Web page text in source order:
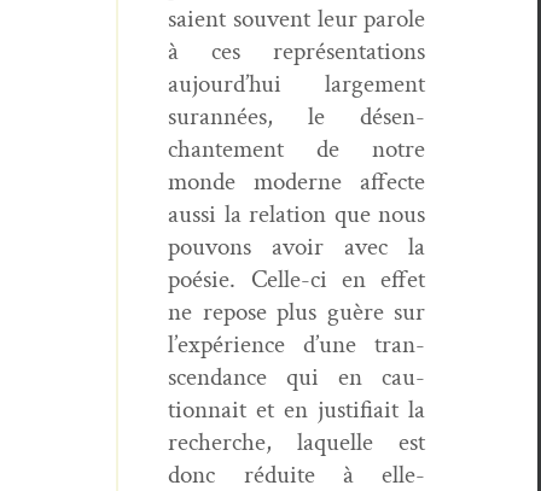
saient sou­vent leur parole
à ces représen­ta­tions
aujourd’hui large­ment
suran­nées, le désen­
chante­ment de notre
monde mod­erne affecte
aus­si la rela­tion que nous
pou­vons avoir avec la
poésie. Celle-ci en effet
ne repose plus guère sur
l’expérience d’une tran­
scen­dance qui en cau­
tion­nait et en jus­ti­fi­ait la
recherche, laque­lle est
donc réduite à elle-